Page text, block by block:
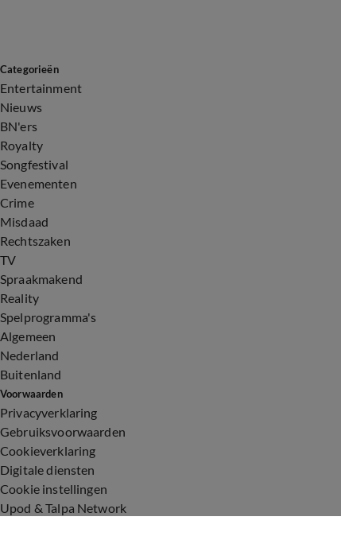
Categorieën
Entertainment
Nieuws
BN'ers
Royalty
Songfestival
Evenementen
Crime
Misdaad
Rechtszaken
TV
Spraakmakend
Reality
Spelprogramma's
Algemeen
Nederland
Buitenland
Voorwaarden
Privacyverklaring
Gebruiksvoorwaarden
Cookieverklaring
Digitale diensten
Cookie instellingen
Upod & Talpa Network